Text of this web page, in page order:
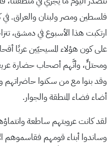
فلسطين ومصر ولبنان والعراق.
ارتكبت هذا الأسبوع في دمشق،
على كون هؤلاء المسيحيّين عربًا
ومحتلٍّ، وأنَّهم أصحاب حضارة
وقد بنوا مع من سكنوا حاضراتهم
أضاء فضاء المنطقة والجوار.
لقد كانت عروبتهم ساطعة
وساندوا أبناء قومهم فقاسموهم